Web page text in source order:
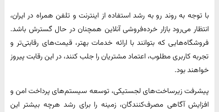
با توجه به روند رو به رشد استفاده از اینترنت و تلفن همراه در ایران،
انتظار می‌رود بازار خرده‌فروشی آنلاین همچنان در حال گسترش باشد.
فروشگاه‌هایی که بتوانند با ارائه خدمات بهتر، قیمت‌های رقابتی‌تر و
تجربه کاربری مطلوب، اعتماد مشتریان را جلب کنند، در این رقابت پیروز
خواهند بود.​
پیشرفت زیرساخت‌های لجستیکی، توسعه سیستم‌های پرداخت امن و
افزایش آگاهی مصرف‌کنندگان، زمینه را برای رشد هرچه بیشتر این